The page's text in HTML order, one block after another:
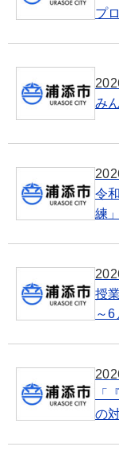
プ
み
令
練
授
～6
「
の